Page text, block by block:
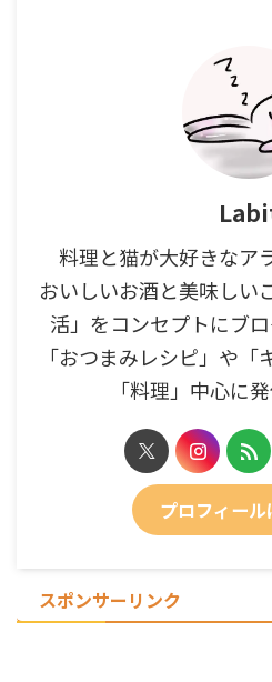
料理と猫が大好きなア
おいしいお酒と美味しい
活」をコンセプトにブ
「おつまみレシピ」や
「料理」中心に
プロフィール
スポンサーリンク